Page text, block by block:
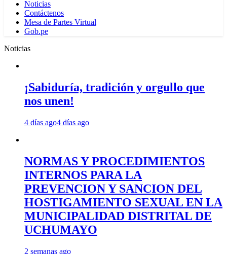
Noticias
Contáctenos
Mesa de Partes Virtual
Gob.pe
Noticias
¡Sabiduría, tradición y orgullo que
nos unen!
4 días ago4 días ago
NORMAS Y PROCEDIMIENTOS
INTERNOS PARA LA
PREVENCION Y SANCION DEL
HOSTIGAMIENTO SEXUAL EN LA
MUNICIPALIDAD DISTRITAL DE
UCHUMAYO
2 semanas ago